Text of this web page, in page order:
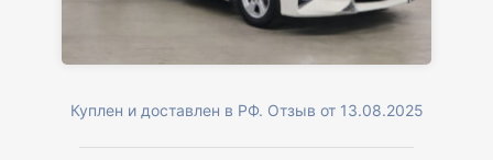
Куплен и доставлен в РФ. Отзыв от 13.08.2025